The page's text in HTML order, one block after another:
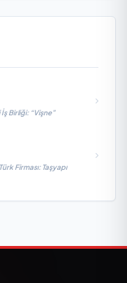
Birliği: “Vişne”
Firması: Taşyapı